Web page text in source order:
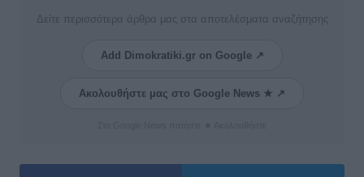
Δείτε περισσότερα άρθρα μας στα αποτελέσματα αναζήτησης
Add Dimokratiki.gr on Google ↗
Ακολουθήστε μας στο Google News ★ ↗